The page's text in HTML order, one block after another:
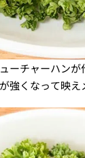
ーチャーハン
くなって映え